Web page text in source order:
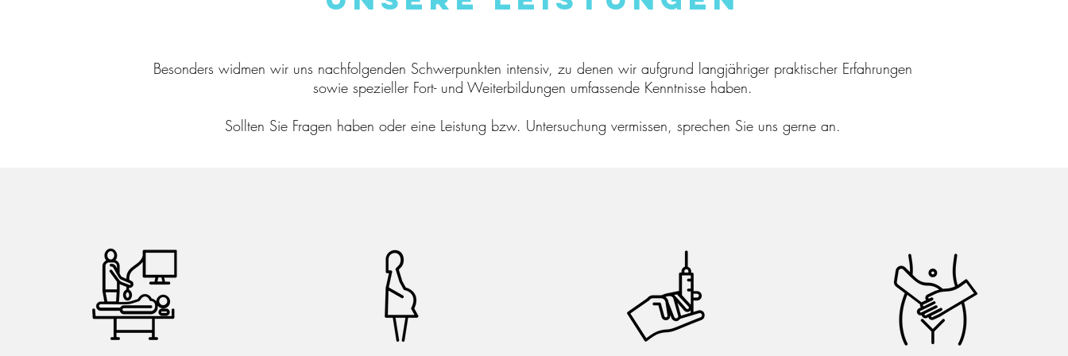
Besonders widmen wir uns nachfolgenden Schwerpunkten intensiv, zu denen wir aufgrund langjähriger praktischer Erfahrungen
sowie spezieller Fort- und Weiterbildungen umfassende Kenntnisse haben.
Sollten Sie Fragen haben oder eine Leistung bzw. Untersuchung vermissen, sprechen Sie uns gerne an.